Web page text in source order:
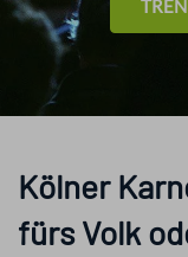
Kölner
fürs Volk